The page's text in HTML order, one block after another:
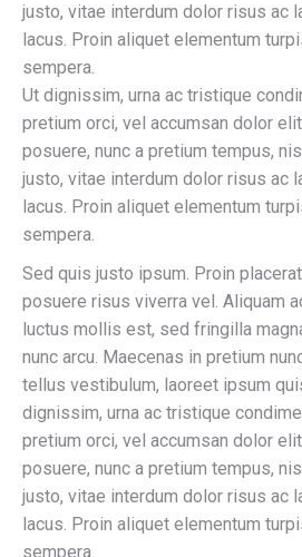
justo, vitae interdum dolor risus ac
lacus. Proin aliquet elementum
sempera.
Ut dignissim, urna ac tristique
pretium orci, vel accumsan dolor
posuere, nunc a pretium tempus,
justo, vitae interdum dolor risus ac
lacus. Proin aliquet elementum
sempera.
Sed quis justo ipsum. Proin
posuere risus viverra vel. Aliquam
luctus mollis est, sed fringilla
nunc arcu. Maecenas in pretium
tellus vestibulum, laoreet ipsum
dignissim, urna ac tristique
pretium orci, vel accumsan dolor
posuere, nunc a pretium tempus,
justo, vitae interdum dolor risus ac
lacus. Proin aliquet elementum
sempera.